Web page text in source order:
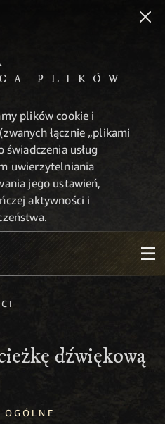
PLIKÓW
plików cookie i
łącznie „plikami
świadczenia usług
uwierzytelniania
jego ustawień,
aktywności i
dźwiękową
OGÓLNE